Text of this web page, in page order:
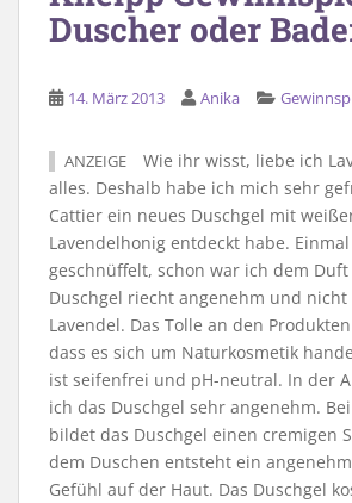
Duscher oder
14. März 2013 Anika
ANZEIGE
Wie ihr wisst, liebe ich
alles. Deshalb habe ich mich sehr
Cattier ein neues Duschgel mit
Lavendelhonig entdeckt habe.
geschnüffelt, schon war ich dem
Duschgel riecht angenehm und
Lavendel. Das Tolle an den
dass es sich um Naturkosmetik
ist seifenfrei und pH-neutral. In der
ich das Duschgel sehr angenehm.
bildet das Duschgel einen cremigen
dem Duschen entsteht ein
Gefühl auf der Haut. Das Duschgel